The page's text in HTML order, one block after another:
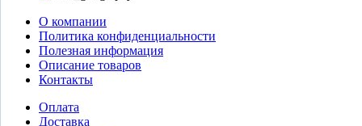
О компании
Политика конфиденциальности
Полезная информация
Описание товаров
Контакты
Оплата
Доставка